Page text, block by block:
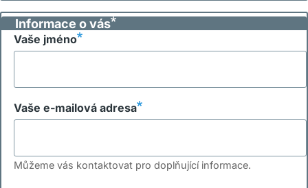
Informace o vás
Vaše jméno
Vaše e-mailová adresa
Můžeme vás kontaktovat pro doplňující informace.